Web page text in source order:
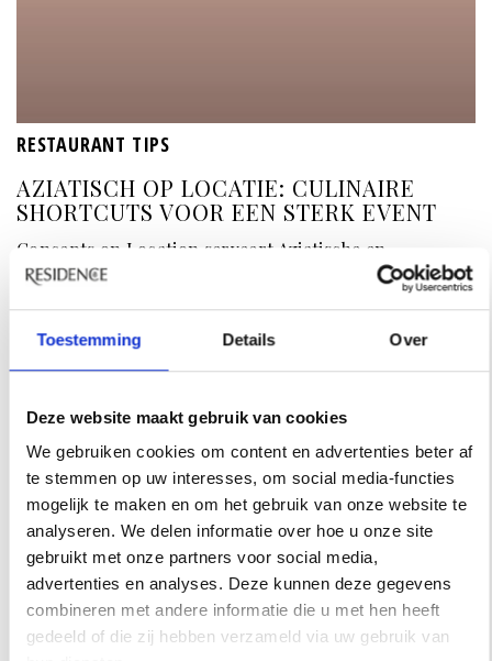
Toestemming Details Over
Deze website maakt gebruik van cookies
We gebruiken cookies om content en advertenties beter af
te stemmen op uw interesses, om social media-functies
mogelijk te maken en om het gebruik van onze website te
analyseren. We delen informatie over hoe u onze site
gebruikt met onze partners voor social media,
advertenties en analyses. Deze kunnen deze gegevens
combineren met andere informatie die u met hen heeft
gedeeld of die zij hebben verzameld via uw gebruik van
RESTAURANT TIPS
AZIATISCH OP LOCATIE: CULINAIRE
SHORTCUTS VOOR EEN STERK EVENT
Concepts on Location serveert Aziatische en
Mediterrane gerechten vanuit stijlvolle mobiele
keukens.